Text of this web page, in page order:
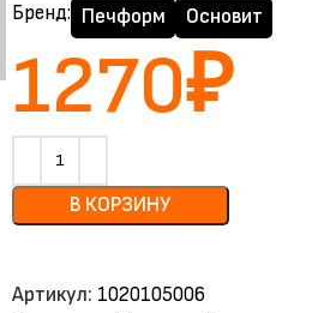
Бренд: Печформ Основит
1270₽
В КОРЗИНУ
Артикул: 1020105006